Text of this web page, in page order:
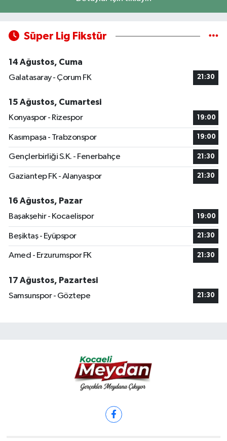
Süper Lig Fikstür
14 Ağustos, Cuma
Galatasaray - Çorum FK
21:30
15 Ağustos, Cumartesi
Konyaspor - Rizespor
19:00
Kasımpaşa - Trabzonspor 19:00
Gençlerbirliği S.K. - Fenerbahçe 21:30
Gaziantep FK - Alanyaspor 21:30
16 Ağustos, Pazar
Başakşehir - Kocaelispor
19:00
Beşiktaş - Eyüpspor 21:30
Amed - Erzurumspor FK 21:30
17 Ağustos, Pazartesi
Samsunspor - Göztepe
21:30